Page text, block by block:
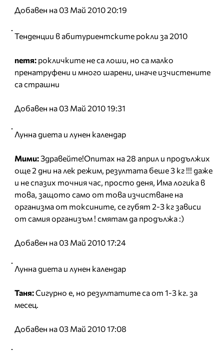
Добавен на 03 Май 2010 20:19
Тенденции в абитуриентските рокли за 2010
петя: рокличките не са лоши, но са малко
пренатруфени и много шарени, иначе изчистените
са страшни
Добавен на 03 Май 2010 19:31
Лунна диета и лунен календар
Мими:Здравейте!Опитах на 28 април и продължих
още 2 дни на лек режим, резултата беше 3 кг !!! даже
и не спазих точния час, просто деня, Има логика в
това, защото само от това изчистване на
организма от токсините, се губят 2-3 кг зависи
от самия организъм ! смятам да продължа :)
Добавен на 03 Май 2010 17:24
Лунна диета и лунен календар
Таня:Сигурно е, но резултатите са от 1-3 кг. за
месец.
Добавен на 03 Май 2010 17:08